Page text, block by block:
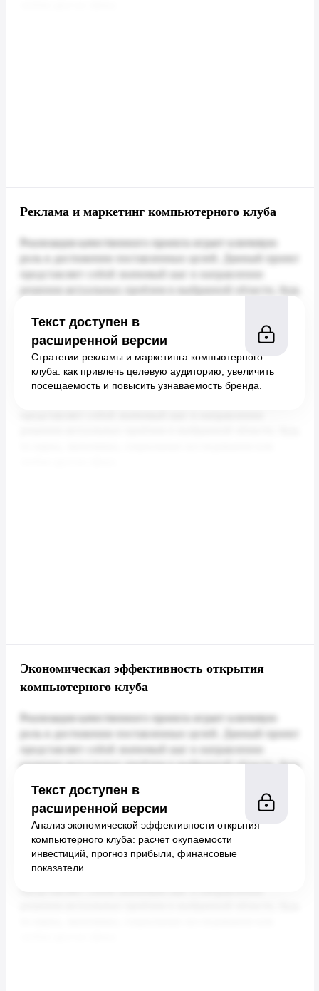
Реклама и маркетинг компьютерного клуба
Текст доступен в
расширенной версии
Стратегии рекламы и маркетинга компьютерного
клуба: как привлечь целевую аудиторию, увеличить
посещаемость и повысить узнаваемость бренда.
Экономическая эффективность открытия
компьютерного клуба
Текст доступен в
расширенной версии
Анализ экономической эффективности открытия
компьютерного клуба: расчет окупаемости
инвестиций, прогноз прибыли, финансовые
показатели.